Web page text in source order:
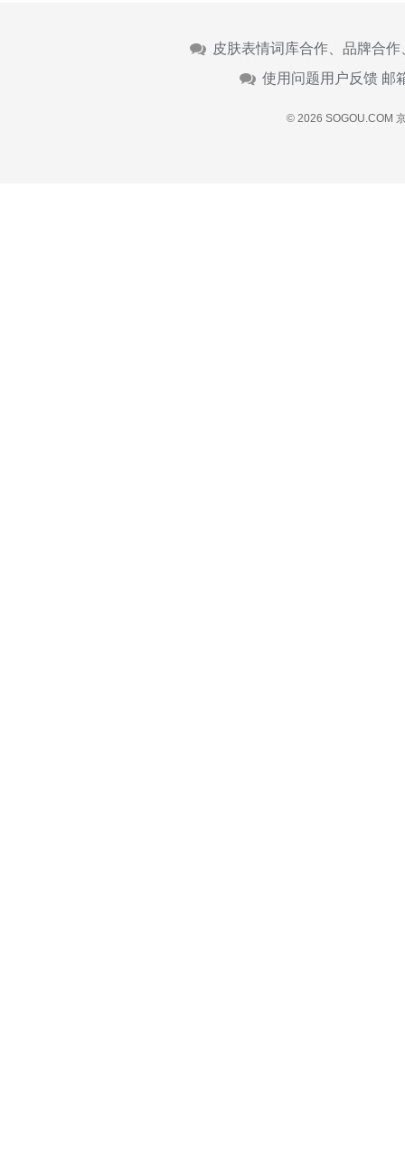
皮肤表情词库合作、品牌合
使用问题用户反馈 邮
© 2026 SOGOU.COM